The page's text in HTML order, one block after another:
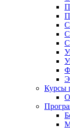
Курсы